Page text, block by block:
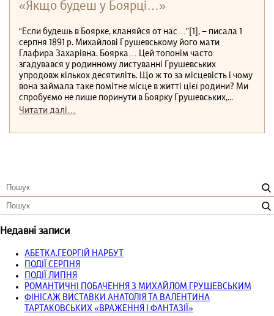
«Якщо будеш у Боярці…»
“Если будешь в Боярке, кланяйся от нас…”[1], − писала 1
серпня 1891 р. Михайлові Грушевському його мати
Глафира Захарівна. Боярка… Цей топонім часто
згадувався у родинному листуванні Грушевських
упродовж кількох десятиліть. Що ж то за місцевість і чому
вона займала таке помітне місце в житті цієї родини? Ми
спробуємо не лише поринути в Боярку Грушевських,...
Читати далі…
Недавні записи
АБЕТКА.ГЕОРГІЙ НАРБУТ
ПОДІЇ СЕРПНЯ
ПОДІЇ ЛИПНЯ
РОМАНТИЧНІ ПОБАЧЕННЯ З МИХАЙЛОМ ГРУШЕВСЬКИМ
ФІНІСАЖ ВИСТАВКИ АНАТОЛІЯ ТА ВАЛЕНТИНА
ТАРТАКОВСЬКИХ «ВРАЖЕННЯ І ФАНТАЗІЇ»